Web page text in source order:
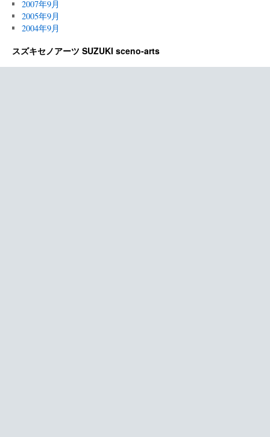
2007年9月
2005年9月
2004年9月
スズキセノアーツ SUZUKI sceno-arts